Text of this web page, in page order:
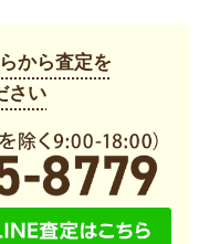
から査定を
さい